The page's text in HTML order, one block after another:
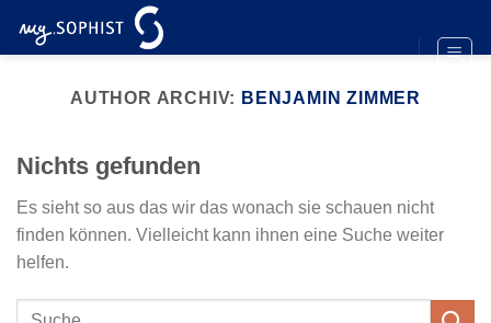
Inhalt
AUTHOR ARCHIV: BENJAMIN ZIMMER
Nichts gefunden
Es sieht so aus das wir das wonach sie schauen nicht
finden können. Vielleicht kann ihnen eine Suche weiter
helfen.